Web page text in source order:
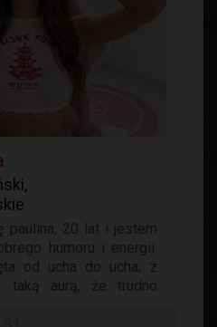
paulina, 20 lat i jestem
humoru i energii.
od ucha do ucha, z
taką aurą, że trudno